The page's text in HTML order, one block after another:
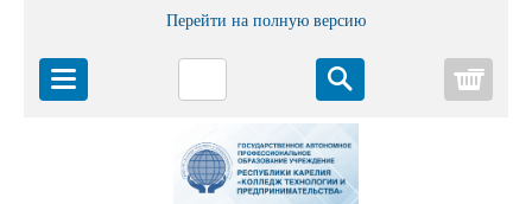
Перейти на полную версию